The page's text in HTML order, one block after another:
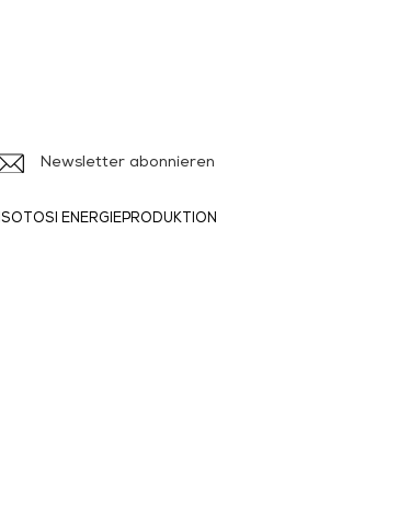
Newsletter abonnieren
ISOTOSI ENERGIEPRODUKTION